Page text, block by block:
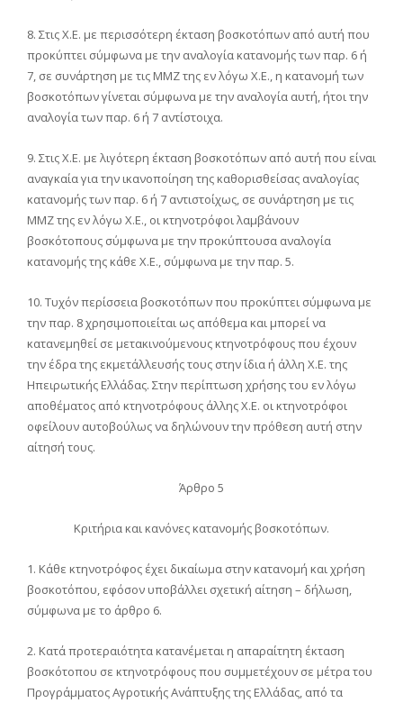
8. Στις Χ.Ε. με περισσότερη έκταση βοσκοτόπων από αυτή που
προκύπτει σύμφωνα με την αναλογία κατανομής των παρ. 6 ή
7, σε συνάρτηση με τις ΜΜΖ της εν λόγω Χ.Ε., η κατανομή των
βοσκοτόπων γίνεται σύμφωνα με την αναλογία αυτή, ήτοι την
αναλογία των παρ. 6 ή 7 αντίστοιχα.
9. Στις Χ.Ε. με λιγότερη έκταση βοσκοτόπων από αυτή που είναι
αναγκαία για την ικανοποίηση της καθορισθείσας αναλογίας
κατανομής των παρ. 6 ή 7 αντιστοίχως, σε συνάρτηση με τις
ΜΜΖ της εν λόγω Χ.Ε., οι κτηνοτρόφοι λαμβάνουν
βοσκότοπους σύμφωνα με την προκύπτουσα αναλογία
κατανομής της κάθε Χ.Ε., σύμφωνα με την παρ. 5.
10. Τυχόν περίσσεια βοσκοτόπων που προκύπτει σύμφωνα με
την παρ. 8 χρησιμοποιείται ως απόθεμα και μπορεί να
κατανεμηθεί σε μετακινούμενους κτηνοτρόφους που έχουν
την έδρα της εκμετάλλευσής τους στην ίδια ή άλλη Χ.Ε. της
Ηπειρωτικής Ελλάδας. Στην περίπτωση χρήσης του εν λόγω
αποθέματος από κτηνοτρόφους άλλης Χ.Ε. οι κτηνοτρόφοι
οφείλουν αυτοβούλως να δηλώνουν την πρόθεση αυτή στην
αίτησή τους.
Άρθρο 5
Κριτήρια και κανόνες κατανομής βοσκοτόπων.
1. Κάθε κτηνοτρόφος έχει δικαίωμα στην κατανομή και χρήση
βοσκοτόπου, εφόσον υποβάλλει σχετική αίτηση – δήλωση,
σύμφωνα με το άρθρο 6.
2. Κατά προτεραιότητα κατανέμεται η απαραίτητη έκταση
βοσκότοπου σε κτηνοτρόφους που συμμετέχουν σε μέτρα του
Προγράμματος Αγροτικής Ανάπτυξης της Ελλάδας, από τα